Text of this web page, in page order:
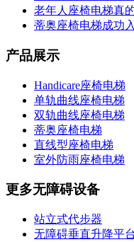
老年人座椅电梯真
蒂奥座椅电梯成功
产品展示
Handicare座椅电梯
单轨曲线座椅电梯
双轨曲线座椅电梯
蒂奥座椅电梯
直线型座椅电梯
室外防雨座椅电梯
更多无障碍设备
站立式代步器
无障碍垂直升降平台